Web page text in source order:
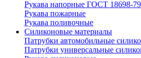
Рукава напорные ГОСТ 18698-79
Рукава пожарные
Рукава поливочные
Силиконовые материалы
Патрубки автомобильные
Патрубки универсальные